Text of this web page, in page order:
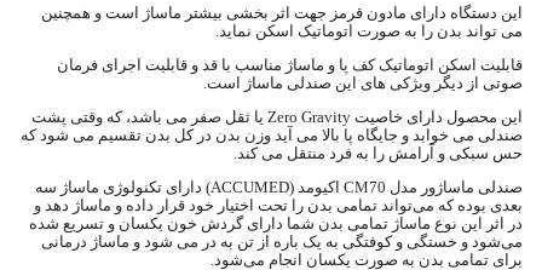
این دستگاه دارای مادون قرمز جهت اثر بخشی بیشتر ماساژ است و همچنین
می تواند بدن را به صورت اتوماتیک اسکن نماید.
قابلیت اسکن اتوماتیک کف پا و ماساژ مناسب با قد و قابلیت اجرای فرمان
صوتی از دیگر ویژکی های این صندلی ماساژ است.
این محصول دارای خاصیت Zero Gravity یا ثقل صفر می باشد، که وقتی پشت
صندلی می خوابد و جایگاه پا بالا می آید وزن بدن در کل بدن تقسیم می شود که
حس سبکی و آرامش را به فرد منتقل می کند.
صندلی ماساژور مدل CM70 اکیومد (ACCUMED) دارای تکنولوژی ماساژ سه‌
بعدی بوده که می‌تواند تمامی بدن را تحت اختیار خود قرار داده و ماساژ دهد و
در اثر این نوع ماساژ تمامی بدن شما دارای گردش خون یکسان و تسریع‌ شده
می‌شود و خستگی و کوفتگی به‌ یک‌ باره از تن به‌ در می‌ شود و ماساژ درمانی
برای تمامی بدن به‌ صورت یکسان انجام می‌شود.